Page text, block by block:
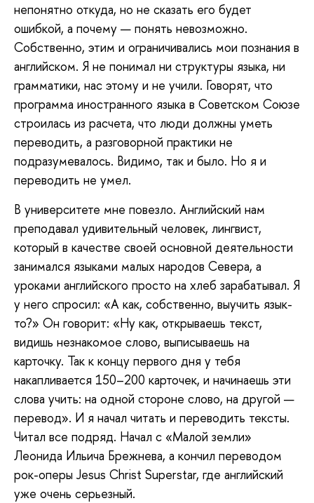
непонятно откуда, но не сказать его будет
ошибкой, а почему — понять невозможно.
Собственно, этим и ограничивались мои познания в
английском. Я не понимал ни структуры языка, ни
грамматики, нас этому и не учили. Говорят, что
программа иностранного языка в Советском Союзе
строилась из расчета, что люди должны уметь
переводить, а разговорной практики не
подразумевалось. Видимо, так и было. Но я и
переводить не умел.
В университете мне повезло. Английский нам
преподавал удивительный человек, лингвист,
который в качестве своей основной деятельности
занимался языками малых народов Севера, а
уроками английского просто на хлеб зарабатывал. Я
у него спросил: «А как, собственно, выучить язык-
то?» Он говорит: «Ну как, открываешь текст,
видишь незнакомое слово, выписываешь на
карточку. Так к концу первого дня у тебя
накапливается 150–200 карточек, и начинаешь эти
слова учить: на одной стороне слово, на другой —
перевод». И я начал читать и переводить тексты.
Читал все подряд. Начал с «Малой земли»
Леонида Ильича Брежнева, а кончил переводом
рок-оперы Jesus Christ Superstar, где английский
уже очень серьезный.